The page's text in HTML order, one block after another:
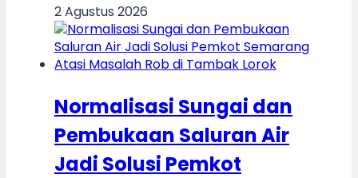
2 Agustus 2026
Normalisasi Sungai dan
Pembukaan Saluran Air
Jadi Solusi Pemkot